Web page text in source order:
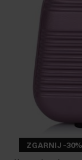
ZGARNIJ -30%